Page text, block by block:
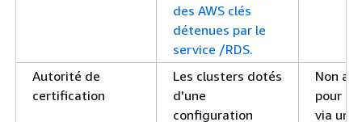
des AWS clés
détenues par le
service /RDS.
Autorité de
certification
Les clusters dotés
d'une
configuration
Non
pour la
via une